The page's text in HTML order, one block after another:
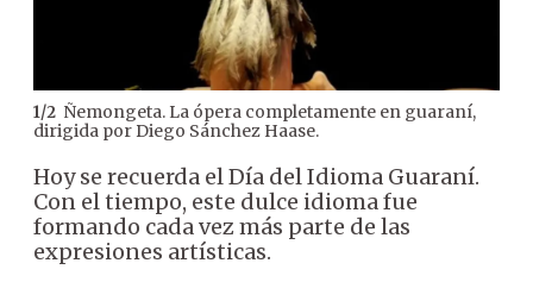
1/2 Ñemongeta. La ópera completamente en guaraní,
dirigida por Diego Sánchez Haase.
Hoy se recuerda el Día del Idioma Guaraní.
Con el tiempo, este dulce idioma fue
formando cada vez más parte de las
expresiones artísticas.